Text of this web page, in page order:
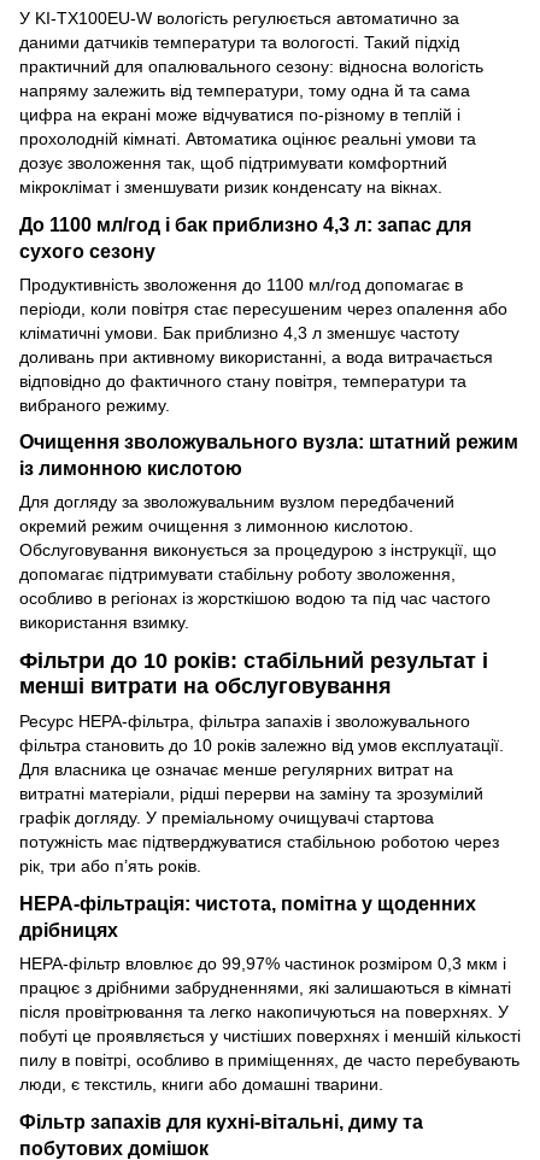
У KI-TX100EU-W вологість регулюється автоматично за
даними датчиків температури та вологості. Такий підхід
практичний для опалювального сезону: відносна вологість
напряму залежить від температури, тому одна й та сама
цифра на екрані може відчуватися по-різному в теплій і
прохолодній кімнаті. Автоматика оцінює реальні умови та
дозує зволоження так, щоб підтримувати комфортний
мікроклімат і зменшувати ризик конденсату на вікнах.
До 1100 мл/год і бак приблизно 4,3 л: запас для
сухого сезону
Продуктивність зволоження до 1100 мл/год допомагає в
періоди, коли повітря стає пересушеним через опалення або
кліматичні умови. Бак приблизно 4,3 л зменшує частоту
доливань при активному використанні, а вода витрачається
відповідно до фактичного стану повітря, температури та
вибраного режиму.
Очищення зволожувального вузла: штатний режим
із лимонною кислотою
Для догляду за зволожувальним вузлом передбачений
окремий режим очищення з лимонною кислотою.
Обслуговування виконується за процедурою з інструкції, що
допомагає підтримувати стабільну роботу зволоження,
особливо в регіонах із жорсткішою водою та під час частого
використання взимку.
Фільтри до 10 років: стабільний результат і
менші витрати на обслуговування
Ресурс HEPA-фільтра, фільтра запахів і зволожувального
фільтра становить до 10 років залежно від умов експлуатації.
Для власника це означає менше регулярних витрат на
витратні матеріали, рідші перерви на заміну та зрозумілий
графік догляду. У преміальному очищувачі стартова
потужність має підтверджуватися стабільною роботою через
рік, три або п’ять років.
HEPA-фільтрація: чистота, помітна у щоденних
дрібницях
HEPA-фільтр вловлює до 99,97% частинок розміром 0,3 мкм і
працює з дрібними забрудненнями, які залишаються в кімнаті
після провітрювання та легко накопичуються на поверхнях. У
побуті це проявляється у чистіших поверхнях і меншій кількості
пилу в повітрі, особливо в приміщеннях, де часто перебувають
люди, є текстиль, книги або домашні тварини.
Фільтр запахів для кухні-вітальні, диму та
побутових домішок